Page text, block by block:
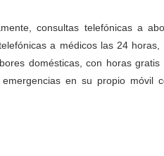
consultas telefónicas a
a médicos las 24
domésticas, con horas
en su propio móvil